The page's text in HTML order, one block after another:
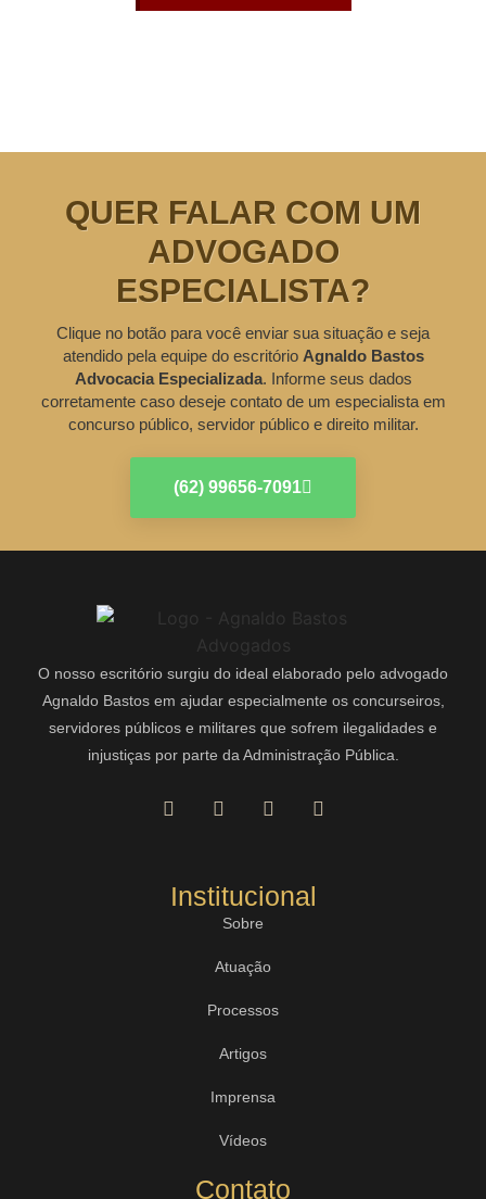
QUER FALAR COM UM
ADVOGADO
ESPECIALISTA?
Clique no botão para você enviar sua situação e seja
atendido pela equipe do escritório Agnaldo Bastos
Advocacia Especializada. Informe seus dados
corretamente caso deseje contato de um especialista em
concurso público, servidor público e direito militar.
(62) 99656-7091
O nosso escritório surgiu do ideal elaborado pelo advogado
Agnaldo Bastos em ajudar especialmente os concurseiros,
servidores públicos e militares que sofrem ilegalidades e
injustiças por parte da Administração Pública.
Institucional
Sobre
Atuação
Processos
Artigos
Imprensa
Vídeos
Contato